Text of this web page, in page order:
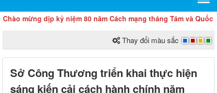
mừng dịp kỷ niệm 80 năm Cách mạng tháng Tám và Quốc
Thay đổi màu sắc
Sở Công Thương triển khai thực hiện
sáng kiến cải cách hành chính năm